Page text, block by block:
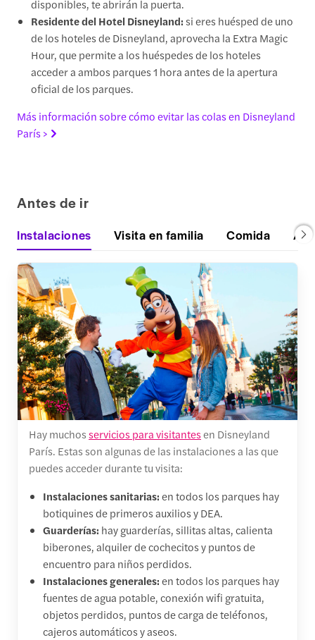
disponibles, te abrirán la puerta.
Residente del Hotel Disneyland:si eres huésped de uno
de los hoteles de Disneyland, aprovecha la Extra Magic
Hour, que permite a los huéspedes de los hoteles
acceder a ambos parques 1 hora antes de la apertura
oficial de los parques.
Más información sobre cómo evitar las colas en Disneyland
París >
Antes de ir
Instalaciones Visita en familia Comida
Hay muchosservicios para visitantesen Disneyland
París. Estas son algunas de las instalaciones a las que
puedes acceder durante tu visita:
Instalaciones sanitarias:en todos los parques hay
botiquines de primeros auxilios y DEA.
Guarderías: hay guarderías, sillitas altas, calienta
biberones, alquiler de cochecitos y puntos de
encuentro para niños perdidos.
Instalaciones generales:en todos los parques hay
fuentes de agua potable, conexión wifi gratuita,
objetos perdidos, puntos de carga de teléfonos,
cajeros automáticos y aseos.